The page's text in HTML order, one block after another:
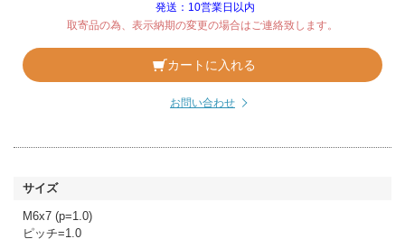
発送：10営業日以内
取寄品の為、表示納期の変更の場合はご連絡致します。
カートに入れる
お問い合わせ
M6x7 (p=1.0)
ピッチ=1.0